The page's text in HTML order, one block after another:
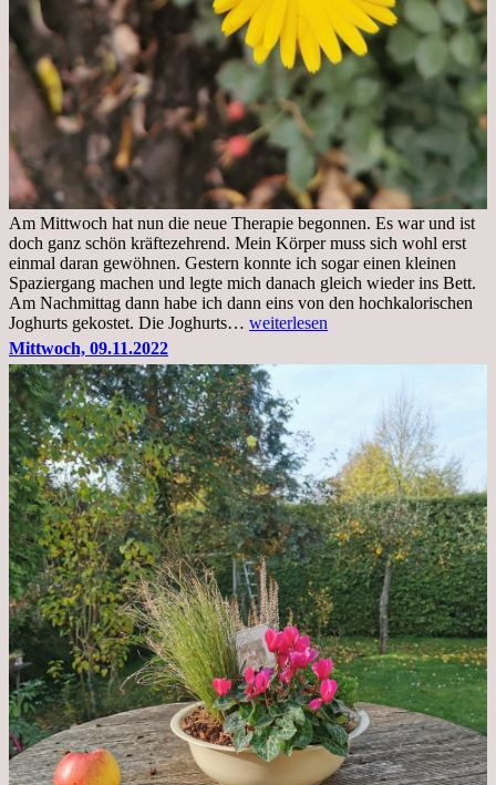
Am Mittwoch hat nun die neue Therapie begonnen. Es war und ist
doch ganz schön kräftezehrend. Mein Körper muss sich wohl erst
einmal daran gewöhnen. Gestern konnte ich sogar einen kleinen
Spaziergang machen und legte mich danach gleich wieder ins Bett.
Am Nachmittag dann habe ich dann eins von den hochkalorischen
Joghurts gekostet. Die Joghurts… Freitag,
Therapie
Beginn
gut
überstanden
weiterlesen
Mittwoch, 09.11.2022